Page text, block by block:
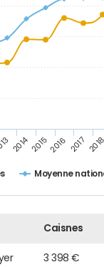
Moyenne
201420152016 2017 2018
Caisnes
3 398 €